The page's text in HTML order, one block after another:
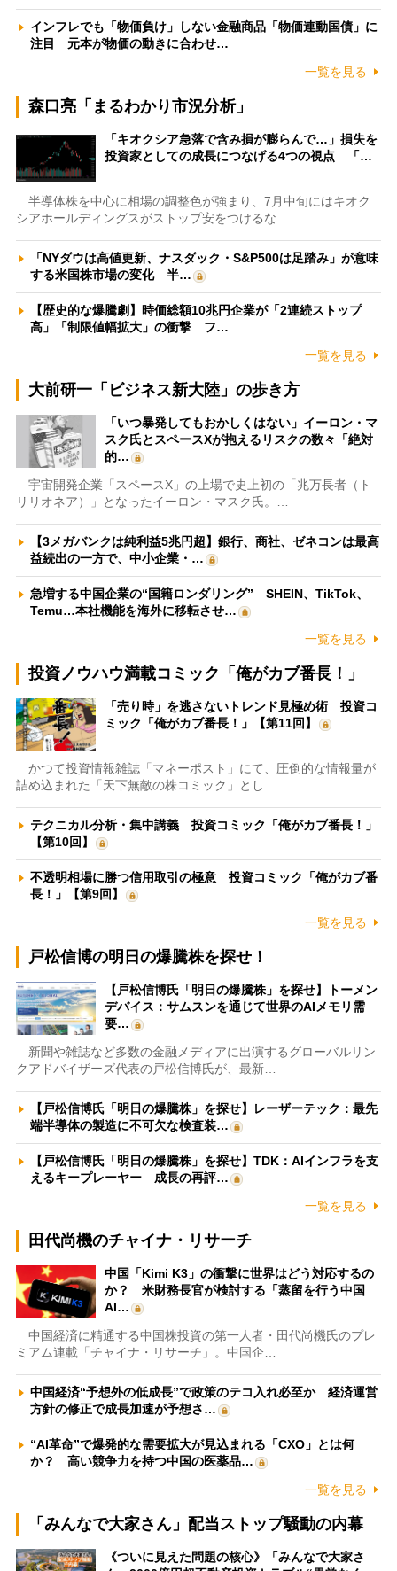
インフレでも「物価負け」しない金融商品「物価連動国債」に
注目 元本が物価の動きに合わせ…
一覧を見る
森口亮「まるわかり市況分析」
「キオクシア急落で含み損が膨らんで…」損失を
投資家としての成長につなげる4つの視点 「…
半導体株を中心に相場の調整色が強まり、7月中旬にはキオク
シアホールディングスがストップ安をつけるな…
「NYダウは高値更新、ナスダック・S&P500は足踏み」が意味
する米国株市場の変化 半…
【歴史的な爆騰劇】時価総額10兆円企業が「2連続ストップ
高」「制限値幅拡大」の衝撃 フ…
一覧を見る
大前研一「ビジネス新大陸」の歩き方
「いつ暴発してもおかしくはない」イーロン・マ
スク氏とスペースXが抱えるリスクの数々「絶対
的…
宇宙開発企業「スペースX」の上場で史上初の「兆万長者（ト
リリオネア）」となったイーロン・マスク氏。…
【3メガバンクは純利益5兆円超】銀行、商社、ゼネコンは最高
益続出の一方で、中小企業・…
急増する中国企業の“国籍ロンダリング” SHEIN、TikTok、
Temu…本社機能を海外に移転させ…
一覧を見る
投資ノウハウ満載コミック「俺がカブ番長！」
「売り時」を逃さないトレンド見極め術 投資コ
ミック「俺がカブ番長！」【第11回】
かつて投資情報雑誌「マネーポスト」にて、圧倒的な情報量が
詰め込まれた「天下無敵の株コミック」とし…
テクニカル分析・集中講義 投資コミック「俺がカブ番長！」
【第10回】
不透明相場に勝つ信用取引の極意 投資コミック「俺がカブ番
長！」【第9回】
一覧を見る
戸松信博の明日の爆騰株を探せ！
【戸松信博氏「明日の爆騰株」を探せ】トーメン
デバイス：サムスンを通じて世界のAIメモリ需
要…
新聞や雑誌など多数の金融メディアに出演するグローバルリン
クアドバイザーズ代表の戸松信博氏が、最新…
【戸松信博氏「明日の爆騰株」を探せ】レーザーテック：最先
端半導体の製造に不可欠な検査装…
【戸松信博氏「明日の爆騰株」を探せ】TDK：AIインフラを支
えるキープレーヤー 成長の再評…
一覧を見る
田代尚機のチャイナ・リサーチ
中国「Kimi K3」の衝撃に世界はどう対応するの
か？ 米財務長官が検討する「蒸留を行う中国
AI…
中国経済に精通する中国株投資の第一人者・田代尚機氏のプレ
ミアム連載「チャイナ・リサーチ」。中国企…
中国経済“予想外の低成長”で政策のテコ入れ必至か 経済運営
方針の修正で成長加速が予想さ…
“AI革命”で爆発的な需要拡大が見込まれる「CXO」とは何
か？ 高い競争力を持つ中国の医薬品…
一覧を見る
「みんなで大家さん」配当ストップ騒動の内幕
《ついに見えた問題の核心》「みんなで大家さ